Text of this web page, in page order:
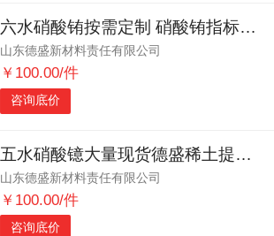
六水硝酸铕按需定制 硝酸铕指标灵活
山东德盛新材料责任有限公司
￥100.00/件
咨询底价
五水硝酸镱大量现货德盛稀土提供出厂报价
山东德盛新材料责任有限公司
￥100.00/件
咨询底价